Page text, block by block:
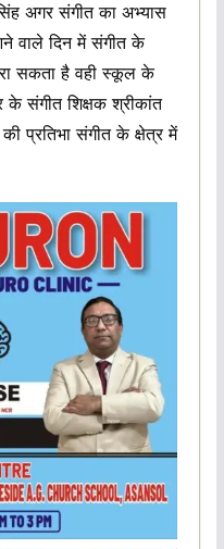
अगर संगीत का अभ्यास
वाले दिन में संगीत के
सकता है वही स्कूल के
के संगीत शिक्षक श्रीकांत
प्रतिभा संगीत के क्षेत्र में